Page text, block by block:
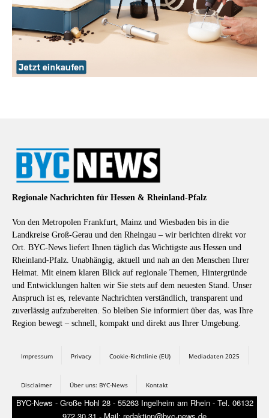
Regionale Nachrichten für Hessen & Rheinland-Pfalz
Von den Metropolen Frankfurt, Mainz und Wiesbaden bis in die
Landkreise Groß-Gerau und den Rheingau – wir berichten direkt vor
Ort. BYC-News liefert Ihnen täglich das Wichtigste aus Hessen und
Rheinland-Pfalz. Unabhängig, aktuell und nah an den Menschen Ihrer
Heimat. Mit einem klaren Blick auf regionale Themen, Hintergründe
und Entwicklungen halten wir Sie stets auf dem neuesten Stand. Unser
Anspruch ist es, relevante Nachrichten verständlich, transparent und
zuverlässig aufzubereiten. So bleiben Sie informiert über das, was Ihre
Region bewegt – schnell, kompakt und direkt aus Ihrer Umgebung.
Impressum Privacy Cookie-Richtlinie (EU) Mediadaten 2025
Disclaimer Über uns: BYC-News Kontakt
BYC-News - Große Hohl 28 - 55263 Ingelheim am Rhein - Tel. 06132